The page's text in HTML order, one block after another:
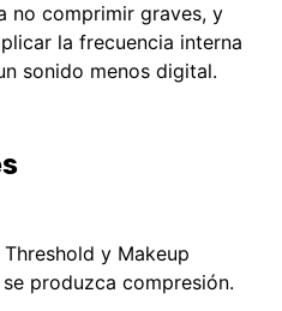
no comprimir graves, y
la frecuencia interna
sonido menos digital.
y Makeup
produzca compresión.